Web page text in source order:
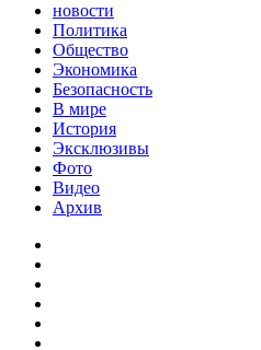
новости
Политика
Общество
Экономика
Безопасность
В мире
История
Эксклюзивы
Фото
Видео
Архив